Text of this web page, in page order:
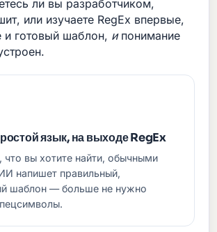
ли вы разработчиком,
или изучаете RegEx впервые,
и готовый шаблон, ипонимание
язык, на выходе RegEx
что вы хотите найти, обычными
напишет правильный,
шаблон — больше не нужно